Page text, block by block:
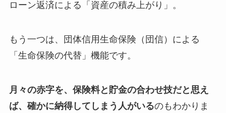
ローン返済による「資産の積み上がり」。
もう一つは、団体信用生命保険（団信）による
「生命保険の代替」機能です。
月々の赤字を、保険料と貯金の合わせ技だと思え
ば、確かに納得してしまう人がいるのもわかりま